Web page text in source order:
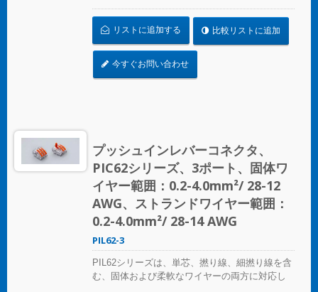
法に代わる完全な代替手段を提供します。ワイ
ヤーはレバーを持ち上げるだけで簡単に取り外
して再利用でき、時間と労力を節約し、コスト
効率も良いです。
リストに追加する 比較リストに追加
今すぐお問い合わせ
プッシュインレバーコネクタ、
PIC62シリーズ、3ポート、固体ワ
イヤー範囲：0.2-4.0mm²/ 28-12
AWG、ストランドワイヤー範囲：
0.2-4.0mm²/ 28-14 AWG
PIL62-3
PIL62シリーズは、単芯、撚り線、細撚り線を含
む、固体および柔軟なワイヤーの両方に対応し